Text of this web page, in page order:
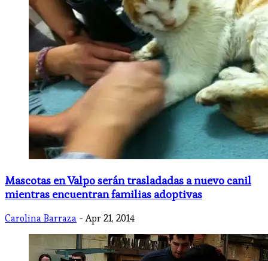
Mascotas en Valpo serán trasladadas a nuevo canil
mientras encuentran familias adoptivas
Carolina Barraza - Apr 21, 2014